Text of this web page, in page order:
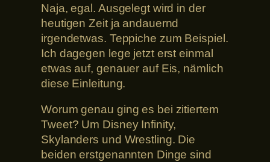
Naja, egal. Ausgelegt wird in der
heutigen Zeit ja andauernd
irgendetwas. Teppiche zum Beispiel.
Ich dagegen lege jetzt erst einmal
etwas auf, genauer auf Eis, nämlich
diese Einleitung.
Worum genau ging es bei zitiertem
Tweet? Um Disney Infinity,
Skylanders und Wrestling. Die
beiden erstgenannten Dinge sind